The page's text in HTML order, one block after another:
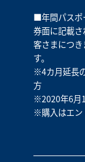
■年間パスポ
券面に記載
客さまにつ
す。‌
※4カ月延長
方
※2020年6月
※購入はエン